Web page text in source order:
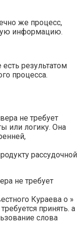
же процесс,
информацию.
результатом
процесса.
не требует
или логику. Она
рассудочной
не требует
Кураева о »
принять. а
слова